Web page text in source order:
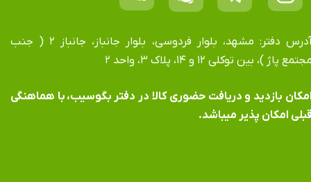
آدرس دفتر: مشهد، بلوار فردوسی، بلوار جانباز، جانباز ۲ ( جنب
پاژ )، بین توکلی ۱۲ و ۱۴، پلاک ۳، واحد ۲
بازدید و دریافت حضوری کالا در دفتر بگوسیب، با هماهنگی
امکان پذیر میباشد.